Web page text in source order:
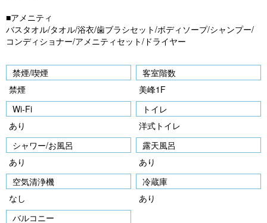
■アメニティ
バスタオル/タオル/浴衣/歯ブラシセット/ボディソープ/シャンプー/
コンディショナー/アメニティセット/ドライヤー
禁煙/喫煙
禁煙
客室階数
美峰1F
Wi-Fi
あり
トイレ
洋式トイレ
シャワー/お風呂
あり
露天風呂
あり
空気清浄機
なし
冷蔵庫
あり
バルコニー